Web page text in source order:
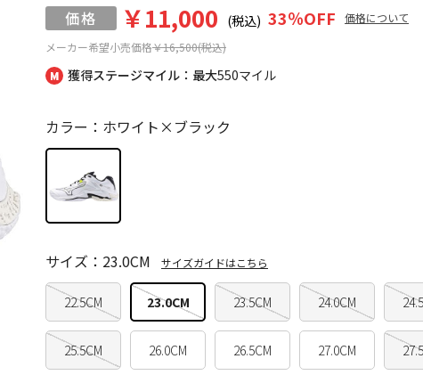
獲得ステージマイル：最大550マイル
メーカー希望小売価格￥16,500(税込)
￥11,000 (税込) 33％OFF 価格について
カラー：ホワイト×ブラック
22.5CM 23.0CM 23.5CM 24.0CM
25.5CM 26.0CM 26.5CM 27.0CM
サイズ：23.0CM サイズガイドはこちら